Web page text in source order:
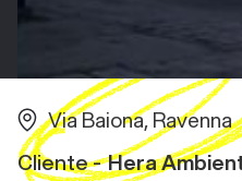
Via Baiona, Ravenna
Cliente - Hera